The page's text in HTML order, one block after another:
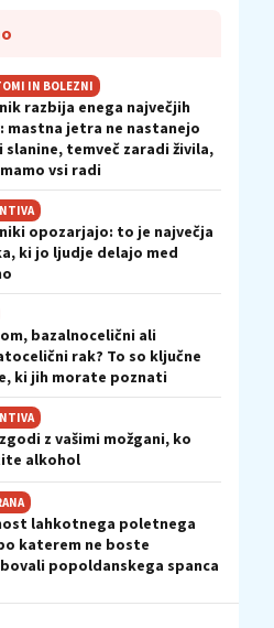
IN BOLEZNI
razbija enega največjih
mastna jetra ne nastanejo
slanine, temveč zaradi živila,
vsi radi
opozarjajo: to je največja
ki jo ljudje delajo med
bazalnocelični ali
rak? To so ključne
ki jih morate poznati
z vašimi možgani, ko
alkohol
lahkotnega poletnega
katerem ne boste
popoldanskega spanca